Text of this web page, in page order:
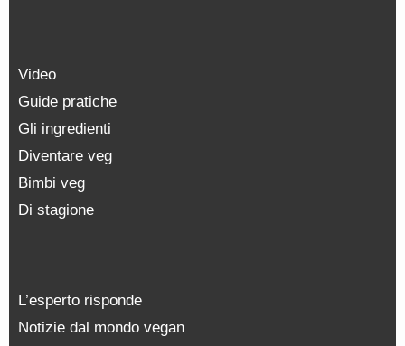
Video
Guide pratiche
Gli ingredienti
Diventare veg
Bimbi veg
Di stagione
L’esperto risponde
Notizie dal mondo vegan